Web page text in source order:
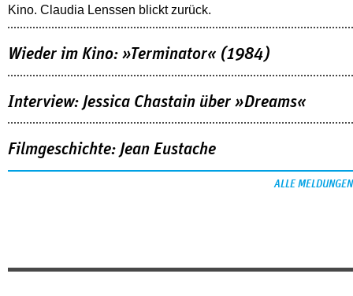
Kino. Claudia Lenssen blickt zurück.
Wieder im Kino: »Terminator« (1984)
Interview: Jessica Chastain über »Dreams«
Filmgeschichte: Jean Eustache
ALLE MELDUNGEN